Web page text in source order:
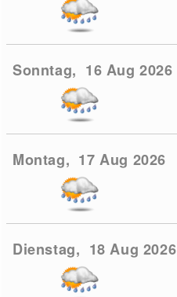
Sonntag, 16 Aug 2026
Montag, 17 Aug 2026
Dienstag, 18 Aug 2026